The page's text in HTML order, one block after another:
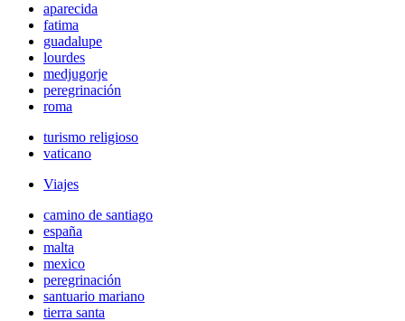
aparecida
fatima
guadalupe
lourdes
medjugorje
peregrinación
roma
turismo religioso
vaticano
Viajes
camino de santiago
españa
malta
mexico
peregrinación
santuario mariano
tierra santa